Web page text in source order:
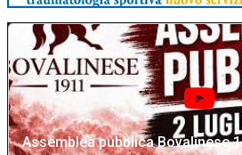
Assemblea pubblica Bovalinese